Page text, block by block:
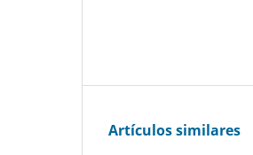
Artículos similares